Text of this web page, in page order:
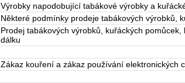
Výrobky napodobující tabákové výrobky a
Některé podmínky prodeje tabákových výrobků,
Prodej tabákových výrobků, kuřáckých
dálku
Zákaz kouření a zákaz používání elektronických